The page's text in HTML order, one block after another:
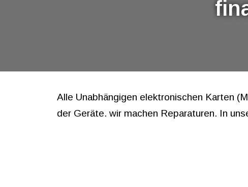
Alle Unabhängigen elektronischen Karten
der Geräte. wir machen Reparaturen. In